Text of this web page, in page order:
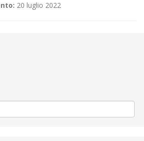
20 luglio 2022